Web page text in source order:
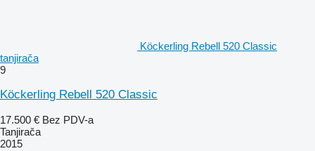
Köckerling Rebell 520 Classic
tanjirača
9
Köckerling Rebell 520 Classic
17.500 € Bez PDV-a
Tanjirača
2015